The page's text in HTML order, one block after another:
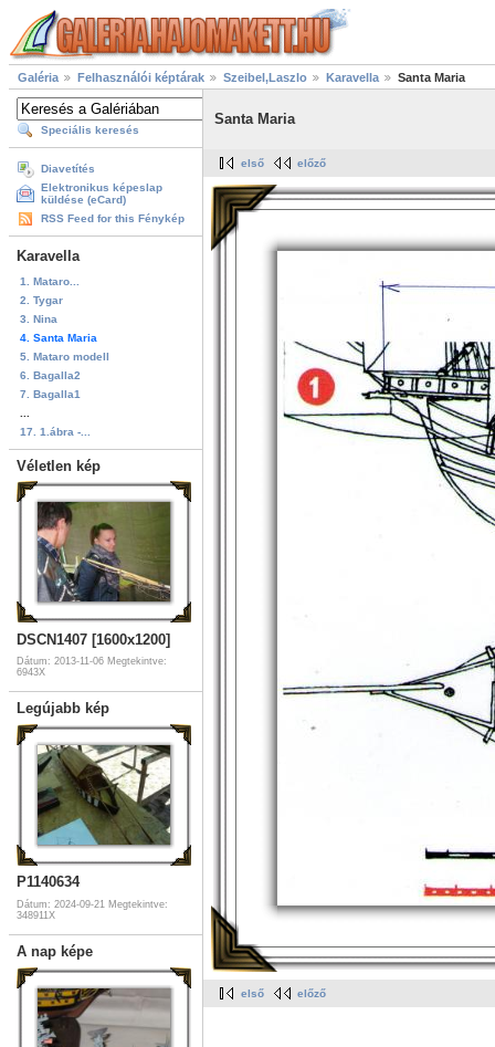
Galéria Felhasználói képtárak Szeibel,Laszlo Karavella Santa Maria
Speciális keresés
Diavetítés
Elektronikus képeslap
küldése (eCard)
RSS Feed for this Fénykép
Karavella
1. Mataro...
2. Tygar
3. Nina
4. Santa Maria
5. Mataro modell
6. Bagalla2
7. Bagalla1
17. 1.ábra -...
Véletlen kép
DSCN1407 [1600x1200]
Dátum: 2013-11-06 Megtekintve:
6943X
Legújabb kép
P1140634
Dátum: 2024-09-21 Megtekintve:
348911X
A nap képe
Santa Maria
első előző
első előző